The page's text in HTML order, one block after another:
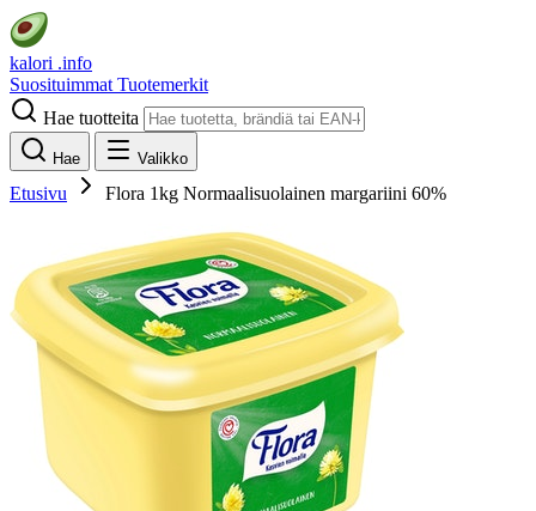
kalori .info
Suosituimmat Tuotemerkit
Hae tuotteita
Hae Valikko
Etusivu Flora 1kg Normaalisuolainen margariini 60%